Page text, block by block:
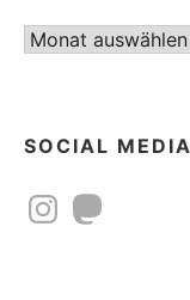
Beitragsarchiv
SOCIAL MEDIA
InstagramMastodon